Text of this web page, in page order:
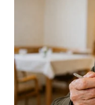
WN
KALSEL
WN